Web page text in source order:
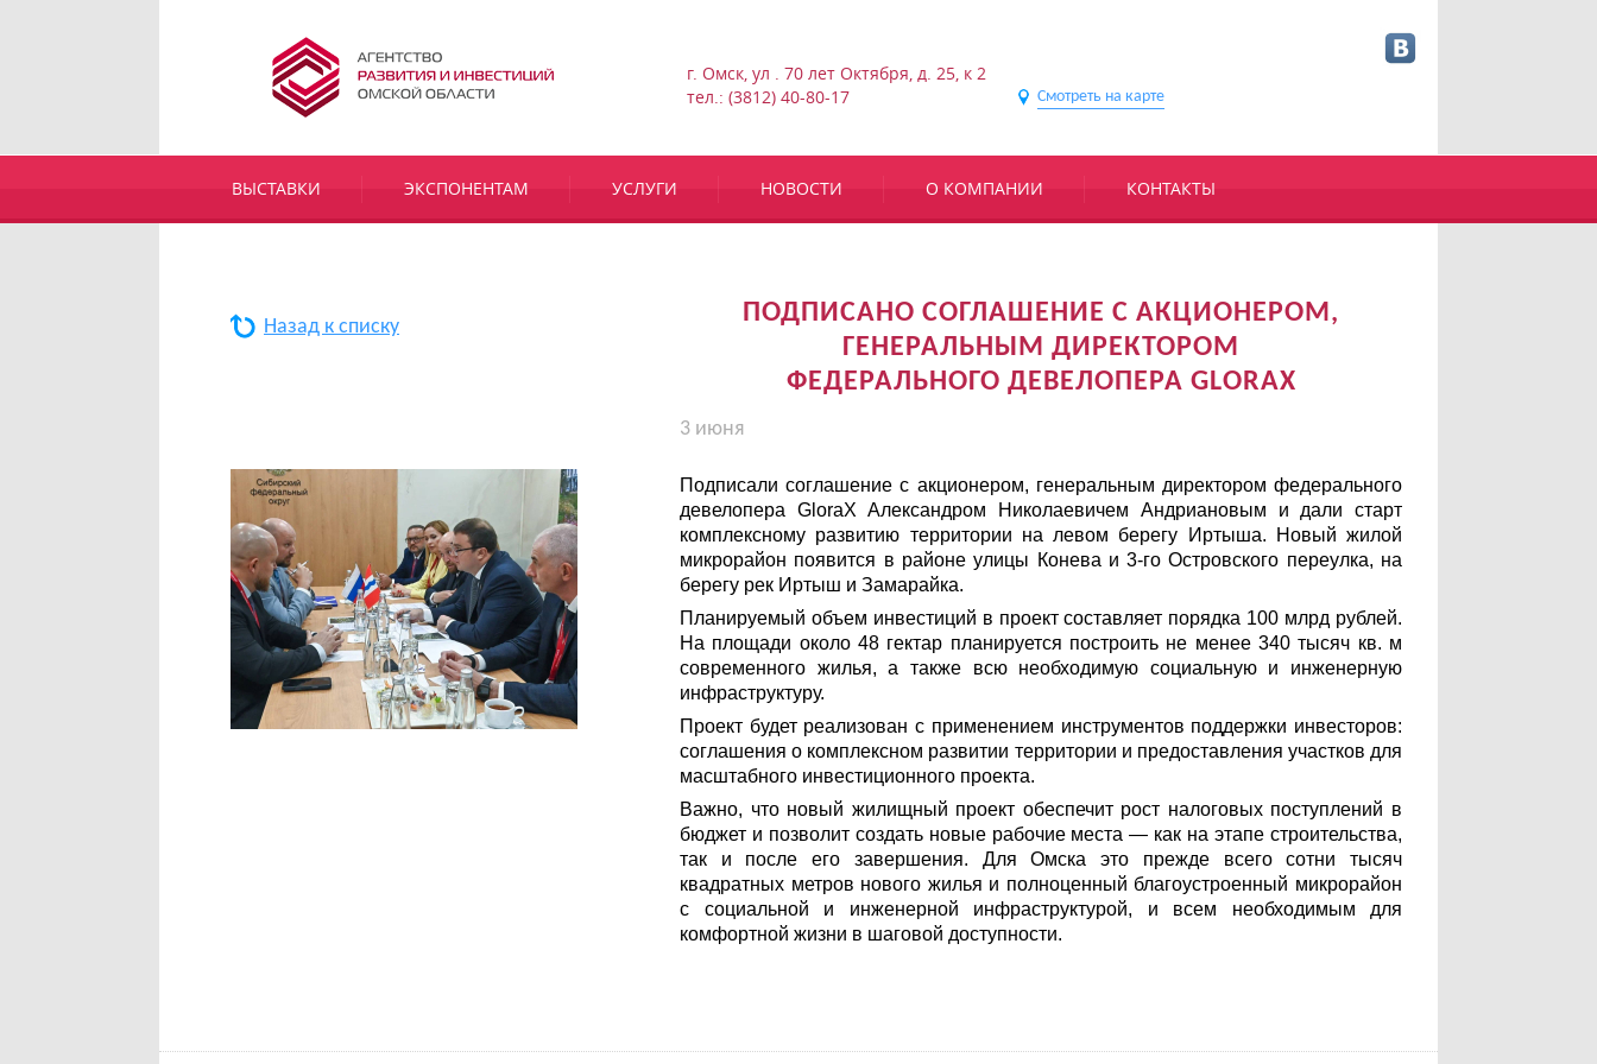
г. Омск, ул . 70 лет Октября, д. 25, к 2
тел.: (3812) 40-80-17
Смотреть на карте
ВЫСТАВКИ ЭКСПОНЕНТАМ УСЛУГИ НОВОСТИ О КОМПАНИИ КОНТАКТЫ
Назад к списку
ПОДПИСАНО СОГЛАШЕНИЕ С АКЦИОНЕРОМ,
ГЕНЕРАЛЬНЫМ ДИРЕКТОРОМ
ФЕДЕРАЛЬНОГО ДЕВЕЛОПЕРА GLORAX
3 июня
Подписали соглашение с акционером, генеральным директором федерального
девелопера GloraX Александром Николаевичем Андриановым и дали старт
комплексному развитию территории на левом берегу Иртыша. Новый жилой
микрорайон появится в районе улицы Конева и 3-го Островского переулка, на
берегу рек Иртыш и Замарайка.
Планируемый объем инвестиций в проект составляет порядка 100 млрд рублей.
На площади около 48 гектар планируется построить не менее 340 тысяч кв. м
современного жилья, а также всю необходимую социальную и инженерную
инфраструктуру.
Проект будет реализован с применением инструментов поддержки инвесторов:
соглашения о комплексном развитии территории и предоставления участков для
масштабного инвестиционного проекта.
Важно, что новый жилищный проект обеспечит рост налоговых поступлений в
бюджет и позволит создать новые рабочие места — как на этапе строительства,
так и после его завершения. Для Омска это прежде всего сотни тысяч
квадратных метров нового жилья и полноценный благоустроенный микрорайон
с социальной и инженерной инфраструктурой, и всем необходимым для
комфортной жизни в шаговой доступности.